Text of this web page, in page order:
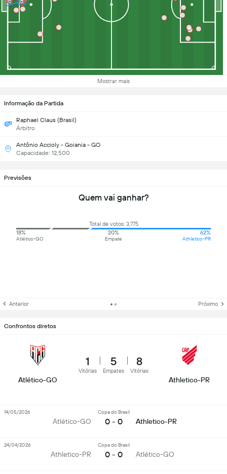
Mostrar mais
Informação da Partida
Raphael Claus (Brasil)
Árbitro
Antônio Accioly - Goiania - GO
Capacidade: 12,500
Previsões
Quem vai ganhar?
Total de votos: 3,775
18%
Atlético-GO
20%
Empate
62%
Athletico-PR
Anterior Próximo
Confrontos diretos
Atlético-GO
1
Vitórias
5
Empates
8
Vitórias
Athletico-PR
Atlético-GO
Copa do Brasil
0 - 0 Athletico-PR
14/05/2026
Athletico-PR
Copa do Brasil
0 - 0 Atlético-GO
24/04/2026